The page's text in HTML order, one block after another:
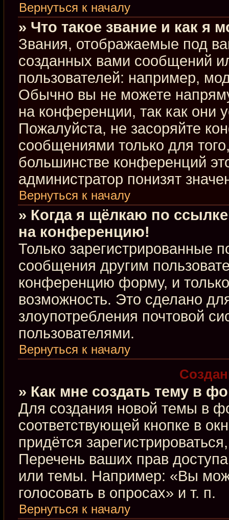
Вернуться к началу
» Что такое звание и как я
Звания, отображаемые под
созданных вами сообщений
пользователей: например,
Обычно вы не можете
на конференции, так как они
Пожалуйста, не засоряйте
сообщениями только для
большинстве конференций
администратор понизят
Вернуться к началу
» Когда я щёлкаю по
на конференцию!
Только зарегистрированные
сообщения другим
конференцию форму, и
возможность. Это сделано
злоупотребления почтовой
пользователями.
Вернуться к началу
» Как мне создать тему в
Для создания новой темы в
соответствующей кнопке в
придётся
Перечень ваших прав
или темы. Например: «Вы
голосовать в опросах» и т. п.
Вернуться к началу